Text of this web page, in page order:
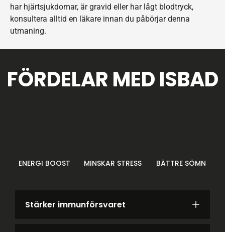
har hjärtsjukdomar, är gravid eller har lågt blodtryck,
konsultera alltid en läkare innan du påbörjar denna
utmaning.
FÖRDELAR MED ISBAD
ENERGI BOOST MINSKAR STRESS BÄTTRE SÖMN
Stärker immunförsvaret